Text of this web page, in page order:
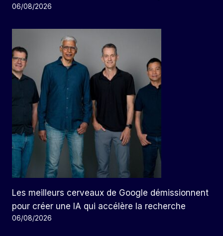
06/08/2026
Les meilleurs cerveaux de Google démissionnent
pour créer une IA qui accélère la recherche
06/08/2026